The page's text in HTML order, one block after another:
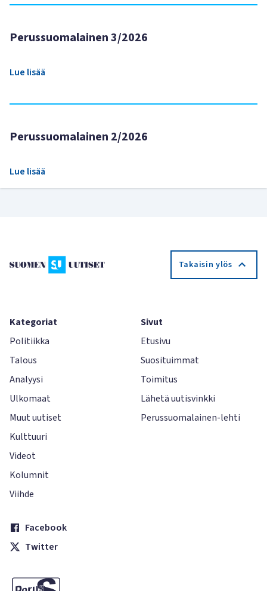
Perussuomalainen 3/2026
Lue lisää
Perussuomalainen 2/2026
Lue lisää
Takaisin ylös
Kategoriat
Politiikka
Talous
Analyysi
Ulkomaat
Muut uutiset
Kulttuuri
Videot
Kolumnit
Viihde
Sivut
Etusivu
Suosituimmat
Toimitus
Lähetä uutisvinkki
Perussuomalainen-lehti
Facebook
Twitter